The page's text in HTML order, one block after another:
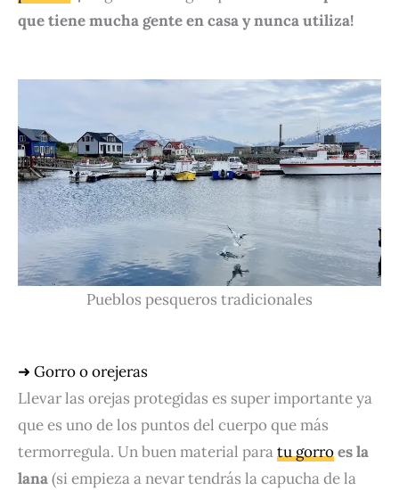
que tiene mucha gente en casa y nunca utiliza!
Pueblos pesqueros tradicionales
➜ Gorro o orejeras
Llevar las orejas protegidas es super importante ya
que es uno de los puntos del cuerpo que más
termorregula. Un buen material paratu gorroes la
lana(si empieza a nevar tendrás la capucha de la